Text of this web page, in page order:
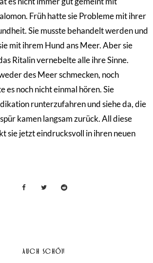
Früh hatte sie Probleme mit ihrer
Sie musste behandelt werden und
mit ihrem Hund ans Meer. Aber sie
Ritalin vernebelte alle ihre Sinne.
des Meer schmecken, noch
es noch nicht einmal hören. Sie
runterzufahren und siehe da, die
kamen langsam zurück. All diese
sie jetzt eindrucksvoll in ihren neuen
AUCH SCHÖN